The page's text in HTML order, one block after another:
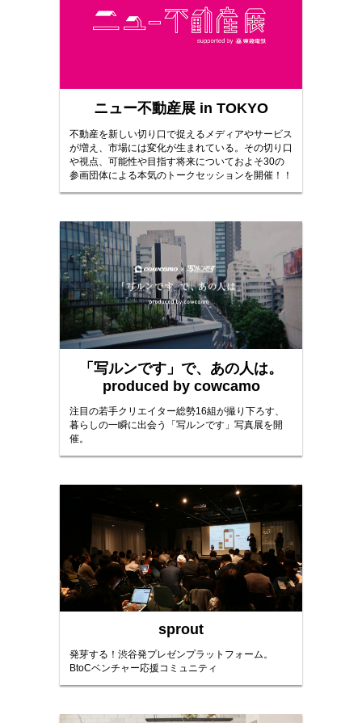
ニュー不動産展 in TOKYO
不動産を新しい切り口で捉えるメディアやサービス
が増え、市場には変化が生まれている。その切り口
や視点、可能性や目指す将来についておよそ30の
参画団体による本気のトークセッションを開催！！
「写ルンです」で、あの人は。
produced by cowcamo
注目の若手クリエイター総勢16組が撮り下ろす、
暮らしの一瞬に出会う「写ルンです」写真展を開
催。
sprout
発芽する！渋谷発プレゼンプラットフォーム。
BtoCベンチャー応援コミュニティ